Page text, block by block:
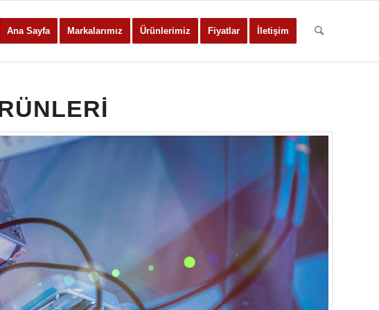
Ana Sayfa Markalarımız Ürünlerimiz Fiyatlar İletişim